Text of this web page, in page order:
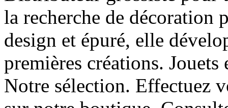
la recherche de décoration
design et épuré, elle
premières créations.
Notre sélection. Effectuez